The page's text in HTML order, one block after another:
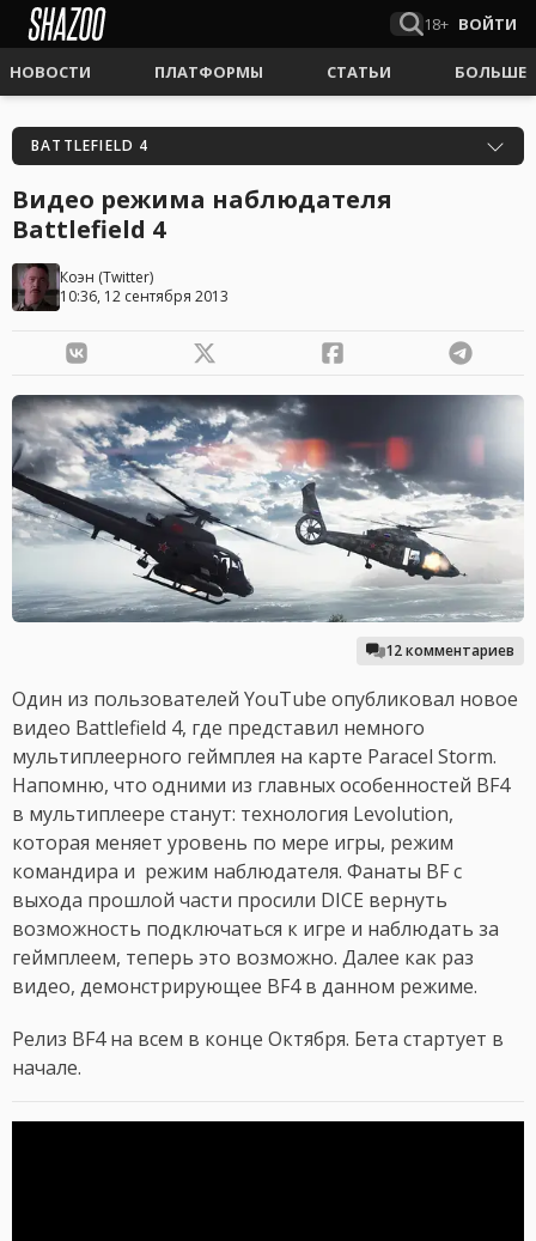
18+ ВОЙТИ
НОВОСТИ ПЛАТФОРМЫ СТАТЬИ БОЛЬШЕ
BATTLEFIELD 4
Видео режима наблюдателя
Battlefield 4
Коэн (Twitter)
10:36, 12 сентября 2013
12 комментариев
Один из пользователей YouTube опубликовал новое
видео Battlefield 4, где представил немного
мультиплеерного геймплея на карте Paracel Storm.
Напомню, что одними из главных особенностей BF4
в мультиплеере станут: технология Levolution,
которая меняет уровень по мере игры, режим
командира и режим наблюдателя. Фанаты BF с
выхода прошлой части просили DICE вернуть
возможность подключаться к игре и наблюдать за
геймплеем, теперь это возможно. Далее как раз
видео, демонстрирующее BF4 в данном режиме.
Релиз BF4 на всем в конце Октября. Бета стартует в
начале.